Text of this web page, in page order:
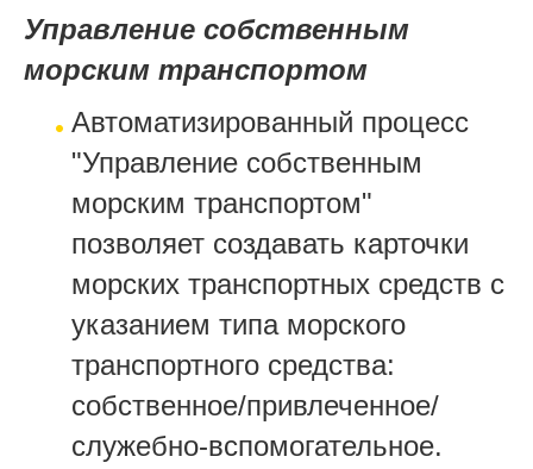
Управление собственным
морским транспортом
Автоматизированный процесс
"Управление собственным
морским транспортом"
позволяет создавать карточки
морских транспортных средств с
указанием типа морского
транспортного средства:
собственное/привлеченное/
служебно-вспомогательное.